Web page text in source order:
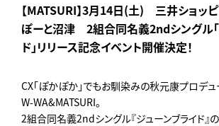
【MATSURI】3月14日(土) 三井ショッ
ぽーと沼津 2組合同名義2ndシングル「
ド」リリース記念イベント開催決定！
CX「ぽかぽか」でもお馴染みの秋元康プロデ
W-WA&MATSURI。
2組合同名義2ndシングル『ジューンブライド』